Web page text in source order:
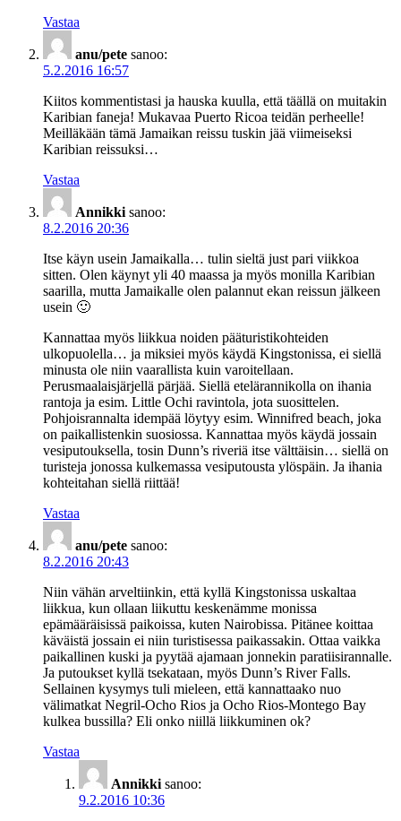
Vastaa
anu/pete sanoo:
5.2.2016 16:57
Kiitos kommentistasi ja hauska kuulla, että täällä on muitakin
Karibian faneja! Mukavaa Puerto Ricoa teidän perheelle!
Meilläkään tämä Jamaikan reissu tuskin jää viimeiseksi
Karibian reissuksi…
Vastaa
Annikki sanoo:
8.2.2016 20:36
Itse käyn usein Jamaikalla… tulin sieltä just pari viikkoa
sitten. Olen käynyt yli 40 maassa ja myös monilla Karibian
saarilla, mutta Jamaikalle olen palannut ekan reissun jälkeen
usein 🙂
Kannattaa myös liikkua noiden pääturistikohteiden
ulkopuolella… ja miksiei myös käydä Kingstonissa, ei siellä
minusta ole niin vaarallista kuin varoitellaan.
Perusmaalaisjärjellä pärjää. Siellä etelärannikolla on ihania
rantoja ja esim. Little Ochi ravintola, jota suosittelen.
Pohjoisrannalta idempää löytyy esim. Winnifred beach, joka
on paikallistenkin suosiossa. Kannattaa myös käydä jossain
vesiputouksella, tosin Dunn’s riveriä itse välttäisin… siellä on
turisteja jonossa kulkemassa vesiputousta ylöspäin. Ja ihania
kohteitahan siellä riittää!
Vastaa
anu/pete sanoo:
8.2.2016 20:43
Niin vähän arveltiinkin, että kyllä Kingstonissa uskaltaa
liikkua, kun ollaan liikuttu keskenämme monissa
epämääräisissä paikoissa, kuten Nairobissa. Pitänee koittaa
käväistä jossain ei niin turistisessa paikassakin. Ottaa vaikka
paikallinen kuski ja pyytää ajamaan jonnekin paratiisirannalle.
Ja putoukset kyllä tsekataan, myös Dunn’s River Falls.
Sellainen kysymys tuli mieleen, että kannattaako nuo
välimatkat Negril-Ocho Rios ja Ocho Rios-Montego Bay
kulkea bussilla? Eli onko niillä liikkuminen ok?
Vastaa
Annikki sanoo:
9.2.2016 10:36